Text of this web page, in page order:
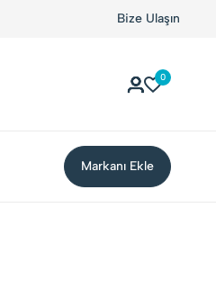
Bize Ulaşın
0
Markanı Ekle